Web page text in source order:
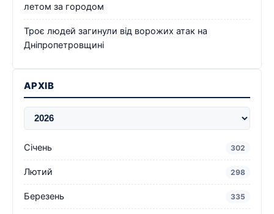
летом за городом
Троє людей загинули від ворожих атак на
Дніпропетровщині
АРХІВ
Січень 302
Лютий 298
Березень 335